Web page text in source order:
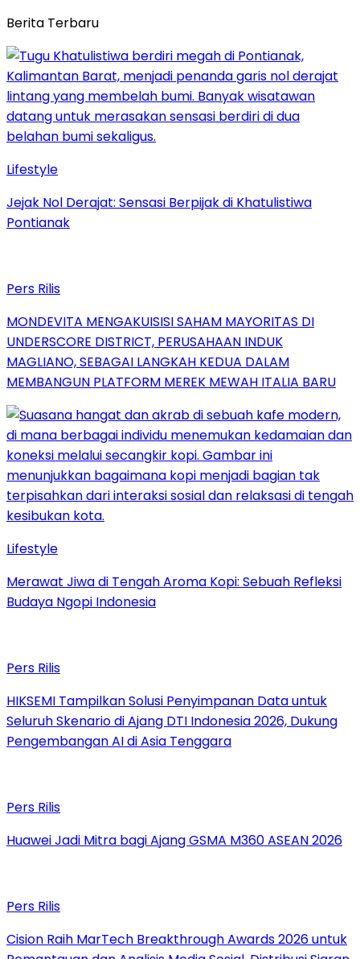
Berita Terbaru
Lifestyle
Jejak Nol Derajat: Sensasi Berpijak di Khatulistiwa
Pontianak
Pers Rilis
MONDEVITA MENGAKUISISI SAHAM MAYORITAS DI
UNDERSCORE DISTRICT, PERUSAHAAN INDUK
MAGLIANO, SEBAGAI LANGKAH KEDUA DALAM
MEMBANGUN PLATFORM MEREK MEWAH ITALIA BARU
Lifestyle
Merawat Jiwa di Tengah Aroma Kopi: Sebuah Refleksi
Budaya Ngopi Indonesia
Pers Rilis
HIKSEMI Tampilkan Solusi Penyimpanan Data untuk
Seluruh Skenario di Ajang DTI Indonesia 2026, Dukung
Pengembangan AI di Asia Tenggara
Pers Rilis
Huawei Jadi Mitra bagi Ajang GSMA M360 ASEAN 2026
Pers Rilis
Cision Raih MarTech Breakthrough Awards 2026 untuk